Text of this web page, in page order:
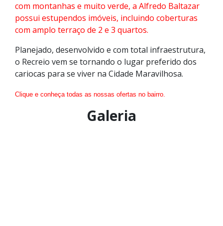
com montanhas e muito verde, a Alfredo Baltazar
possui estupendos imóveis, incluindo coberturas
com amplo terraço de 2 e 3 quartos.
Planejado, desenvolvido e com total infraestrutura,
o Recreio vem se tornando o lugar preferido dos
cariocas para se viver na Cidade Maravilhosa.
Clique e conheça todas as nossas ofertas no bairro.
Galeria